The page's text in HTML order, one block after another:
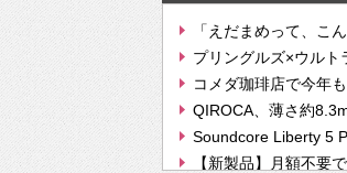
「えだまめって、こ
プリングルズ×ウルト
コメダ珈琲店で今年
QIROCA、薄さ約
Soundcore Liberty 5
【新製品】月額不要